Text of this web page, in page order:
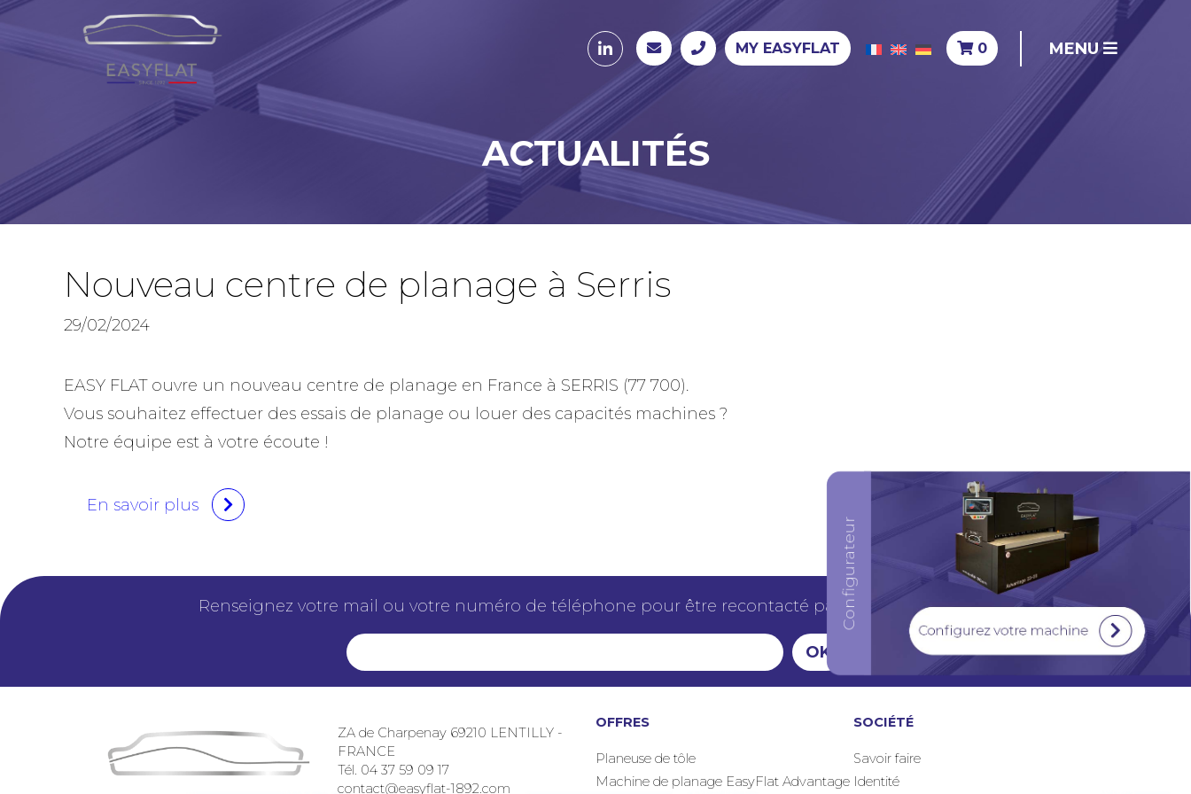
MY EASYFLAT 0 MENU
ACTUALITÉS
Nouveau centre de planage à Serris
29/02/2024
EASY FLAT ouvre un nouveau centre de planage en France à SERRIS (77 700).
Vous souhaitez effectuer des essais de planage ou louer des capacités machines ?
Notre équipe est à votre écoute !
En savoir plus
Renseignez votre mail ou votre numéro de téléphone pour être recontacté par un de nos experts.
ZA de Charpenay 69210 LENTILLY -
FRANCE
Tél. 04 37 59 09 17
contact@easyflat-1892.com
OFFRES
Planeuse de tôle
Machine de planage EasyFlat Advantage
SOCIÉTÉ
Savoir faire
Identité